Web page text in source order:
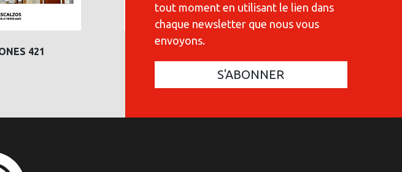
tout moment en utilisant le lien dans
chaque newsletter que nous vous
envoyons.